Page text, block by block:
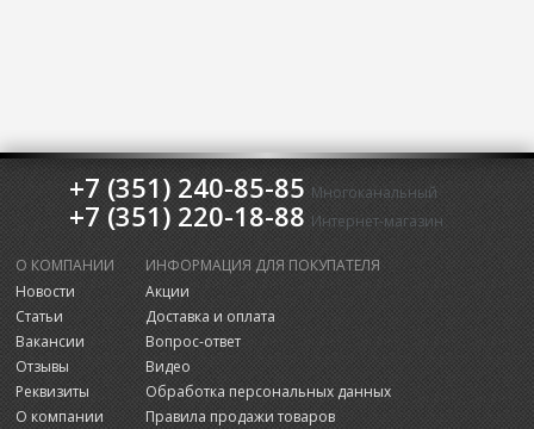
+7 (351) 240-85-85 Многоканальный
+7 (351) 220-18-88 Интернет-магазин
О КОМПАНИИ
Новости
Статьи
Вакансии
Отзывы
Реквизиты
О компании
ИНФОРМАЦИЯ ДЛЯ ПОКУПАТЕЛЯ
Акции
Доставка и оплата
Вопрос-ответ
Видео
Обработка персональных данных
Правила продажи товаров